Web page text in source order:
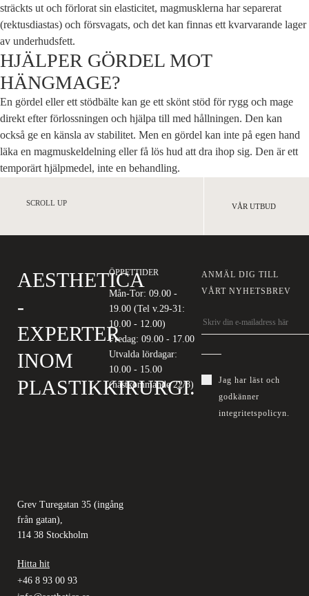
sträckts ut och förlorat sin elasticitet, magmusklerna har separerat
(rektusdiastas) och försvagats, och det kan finnas ett kvarvarande lager
av underhudsfett.
HJÄLPER GÖRDEL MOT
HÄNGMAGE?
En gördel eller ett stödbälte kan ge ett skönt stöd för rygg och mage
direkt efter förlossningen och hjälpa till med hållningen. Den kan
också ge en känsla av stabilitet. Men en gördel kan inte på egen hand
läka en magmuskeldelning eller få lös hud att dra ihop sig. Den är ett
temporärt hjälpmedel, inte en behandling.
SCROLL UP VÅR UTBUD
AESTHETICA
-
EXPERTER
INOM
PLASTIKKIRURGI.
ÖPPETTIDER
Mån-Tor: 09.00 -
19.00 (Tel v.29-31:
10.00 - 12.00)
Fredag: 09.00 - 17.00
Utvalda lördagar:
10.00 - 15.00
(nästkommande 22/8)
ANMÄL DIG TILL
VÅRT NYHETSBREV
Jag har läst och
godkänner
integritetspolicyn.
Grev Turegatan 35 (ingång
från gatan),
114 38 Stockholm
Hitta hit
+46 8 93 00 93